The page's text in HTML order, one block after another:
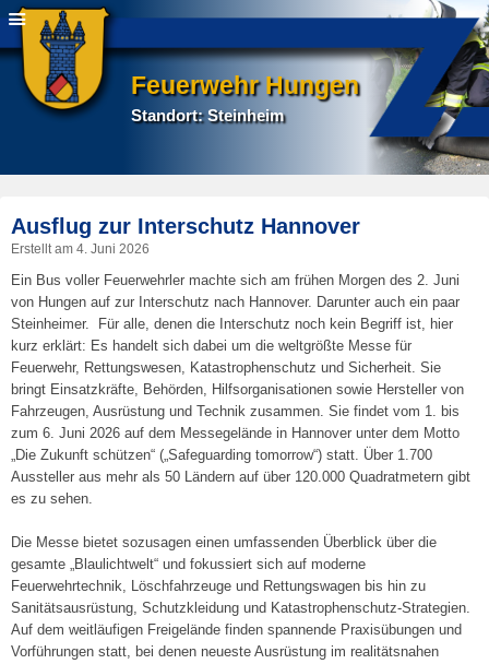
Feuerwehr Hungen
Standort: Steinheim
Ausflug zur Interschutz Hannover
Erstellt am 4. Juni 2026
Ein Bus voller Feuerwehrler machte sich am frühen Morgen des 2. Juni
von Hungen auf zur Interschutz nach Hannover. Darunter auch ein paar
Steinheimer. Für alle, denen die Interschutz noch kein Begriff ist, hier
kurz erklärt: Es handelt sich dabei um die weltgrößte Messe für
Feuerwehr, Rettungswesen, Katastrophenschutz und Sicherheit. Sie
bringt Einsatzkräfte, Behörden, Hilfsorganisationen sowie Hersteller von
Fahrzeugen, Ausrüstung und Technik zusammen. Sie findet vom 1. bis
zum 6. Juni 2026 auf dem Messegelände in Hannover unter dem Motto
„Die Zukunft schützen“ („Safeguarding tomorrow“) statt. Über 1.700
Aussteller aus mehr als 50 Ländern auf über 120.000 Quadratmetern gibt
es zu sehen.
Die Messe bietet sozusagen einen umfassenden Überblick über die
gesamte „Blaulichtwelt“ und fokussiert sich auf moderne
Feuerwehrtechnik, Löschfahrzeuge und Rettungswagen bis hin zu
Sanitätsausrüstung, Schutzkleidung und Katastrophenschutz-Strategien.
Auf dem weitläufigen Freigelände finden spannende Praxisübungen und
Vorführungen statt, bei denen neueste Ausrüstung im realitätsnahen